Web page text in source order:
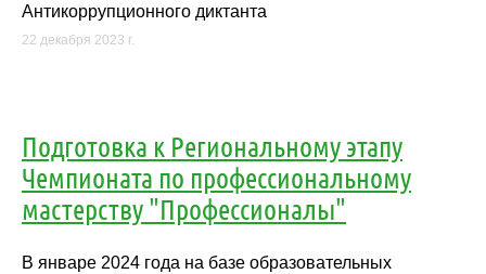
Антикоррупционного диктанта
22 декабря 2023 г.
Подготовка к Региональному этапу
Чемпионата по профессиональному
мастерству "Профессионалы"
В январе 2024 года на базе образовательных